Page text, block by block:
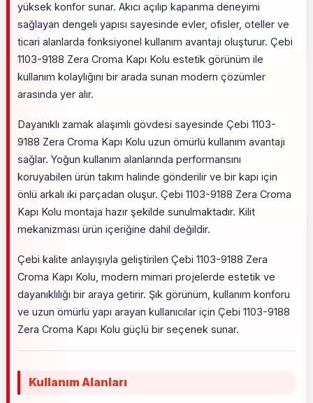
yüksek konfor sunar. Akıcı açılıp kapanma deneyimi
sağlayan dengeli yapısı sayesinde evler, ofisler, oteller ve
ticari alanlarda fonksiyonel kullanım avantajı oluşturur. Çebi
1103-9188 Zera Croma Kapı Kolu estetik görünüm ile
kullanım kolaylığını bir arada sunan modern çözümler
arasında yer alır.
Dayanıklı zamak alaşımlı gövdesi sayesinde Çebi 1103-
9188 Zera Croma Kapı Kolu uzun ömürlü kullanım avantajı
sağlar. Yoğun kullanım alanlarında performansını
koruyabilen ürün takım halinde gönderilir ve bir kapı için
önlü arkalı iki parçadan oluşur. Çebi 1103-9188 Zera Croma
Kapı Kolu montaja hazır şekilde sunulmaktadır. Kilit
mekanizması ürün içeriğine dahil değildir.
Çebi kalite anlayışıyla geliştirilen Çebi 1103-9188 Zera
Croma Kapı Kolu, modern mimari projelerde estetik ve
dayanıklılığı bir araya getirir. Şık görünüm, kullanım konforu
ve uzun ömürlü yapı arayan kullanıcılar için Çebi 1103-9188
Zera Croma Kapı Kolu güçlü bir seçenek sunar.
Kullanım Alanları